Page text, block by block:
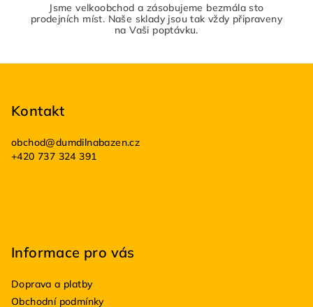
Jsme velkoobchod a zásobujeme bezmála sto
prodejních míst. Naše sklady jsou tak vždy připraveny
na Vaši poptávku.
Kontakt
obchod@dumdilnabazen.cz
+420 737 324 391
Informace pro vás
Doprava a platby
Obchodní podmínky